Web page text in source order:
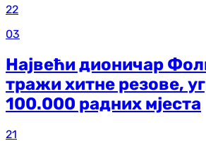
22
03
Највећи дионичар
тражи хитне резове,
100.000 радних мјеста
21